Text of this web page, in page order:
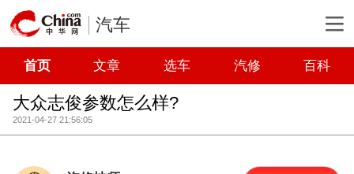
汽车
首页 文章 选车 汽修 百科
大众志俊参数怎么样?
2021-04-27 21:56:05